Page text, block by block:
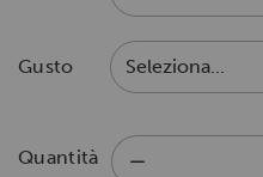
Gusto
Quantità